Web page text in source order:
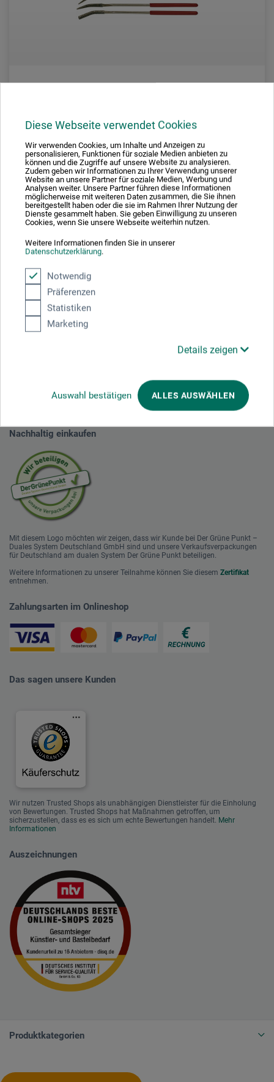
Diese Webseite verwendet Cookies
Wir verwenden Cookies, um Inhalte und Anzeigen zu
personalisieren, Funktionen für soziale Medien anbieten zu
können und die Zugriffe auf unsere Website zu analysieren.
Zudem geben wir Informationen zu Ihrer Verwendung unserer
Website an unsere Partner für soziale Medien, Werbung und
Analysen weiter. Unsere Partner führen diese Informationen
möglicherweise mit weiteren Daten zusammen, die Sie ihnen
bereitgestellt haben oder die sie im Rahmen Ihrer Nutzung der
Dienste gesammelt haben. Sie geben Einwilligung zu unseren
Cookies, wenn Sie unsere Webseite weiterhin nutzen.
Weitere Informationen finden Sie in unserer
Datenschutzerklärung.
Notwendig
Präferenzen
Statistiken
Marketing
Details zeigen
Auswahl bestätigen ALLES AUSWÄHLEN
ab35,98 EUR *
Nachhaltig einkaufen
Mit diesem Logo möchten wir zeigen, dass wir Kunde bei Der Grüne Punkt –
Duales System Deutschland GmbH sind und unsere Verkaufsverpackungen
für Deutschland am dualen System Der Grüne Punkt beteiligen.
Weitere Informationen zu unserer Teilnahme können Sie diesem Zertifikat
entnehmen.
Zahlungsarten im Onlineshop
Das sagen unsere Kunden
Wir nutzen Trusted Shops als unabhängigen Dienstleister für die Einholung
von Bewertungen. Trusted Shops hat Maßnahmen getroffen, um
sicherzustellen, dass es es sich um echte Bewertungen handelt. Mehr
Informationen
Auszeichnungen
Produktkategorien